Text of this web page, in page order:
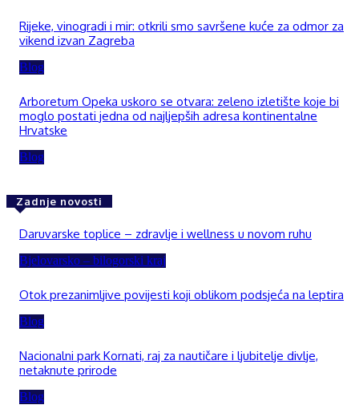
Rijeke, vinogradi i mir: otkrili smo savršene kuće za odmor za
vikend izvan Zagreba
Blog
Arboretum Opeka uskoro se otvara: zeleno izletište koje bi
moglo postati jedna od najljepših adresa kontinentalne
Hrvatske
Blog
Zadnje novosti
Daruvarske toplice – zdravlje i wellness u novom ruhu
Bjelovarsko – bilogorski kraj
Otok prezanimljive povijesti koji oblikom podsjeća na leptira
Blog
Nacionalni park Kornati, raj za nautičare i ljubitelje divlje,
netaknute prirode
Blog